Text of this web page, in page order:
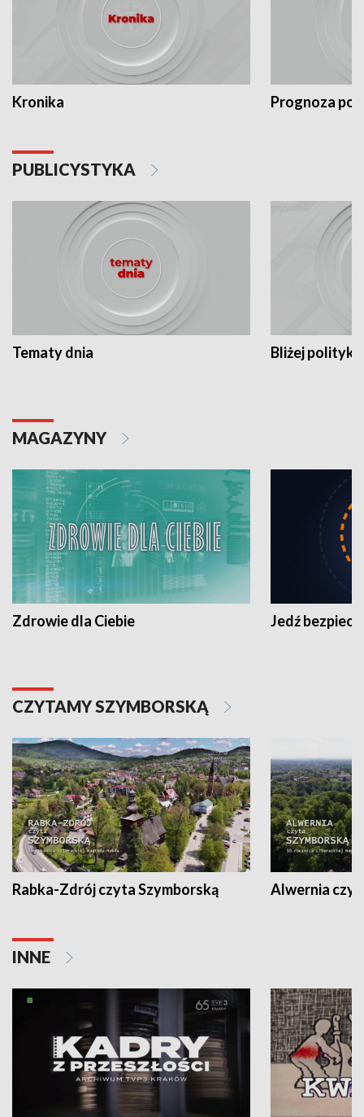
Kronika Prognoza
PUBLICYSTYKA
Tematy dnia Bliżej polityki
MAGAZYNY
Zdrowie dla Ciebie Jedź
CZYTAMY SZYMBORSKĄ
Rabka-Zdrój czyta Szymborską Alwernia
INNE